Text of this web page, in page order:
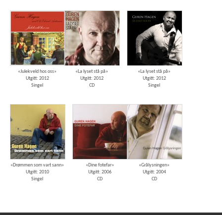
«Julekveld hos oss»
Utgitt: 2012
Singel
«La lyset stå på»
Utgitt: 2012
CD
«La lyset stå på»
Utgitt: 2012
Singel
«Drømmen som vart sann»
Utgitt: 2010
Singel
«Dine fotefar»
Utgitt: 2006
CD
«Grålysningen»
Utgitt: 2004
CD